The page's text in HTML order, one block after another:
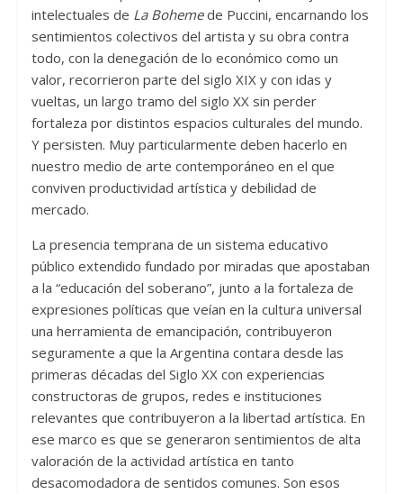
intelectuales de La Bohemede Puccini, encarnando los
sentimientos colectivos del artista y su obra contra
todo, con la denegación de lo económico como un
valor, recorrieron parte del siglo XIX y con idas y
vueltas, un largo tramo del siglo XX sin perder
fortaleza por distintos espacios culturales del mundo.
Y persisten. Muy particularmente deben hacerlo en
nuestro medio de arte contemporáneo en el que
conviven productividad artística y debilidad de
mercado.
La presencia temprana de un sistema educativo
público extendido fundado por miradas que apostaban
a la “educación del soberano”, junto a la fortaleza de
expresiones políticas que veían en la cultura universal
una herramienta de emancipación, contribuyeron
seguramente a que la Argentina contara desde las
primeras décadas del Siglo XX con experiencias
constructoras de grupos, redes e instituciones
relevantes que contribuyeron a la libertad artística. En
ese marco es que se generaron sentimientos de alta
valoración de la actividad artística en tanto
desacomodadora de sentidos comunes. Son esos